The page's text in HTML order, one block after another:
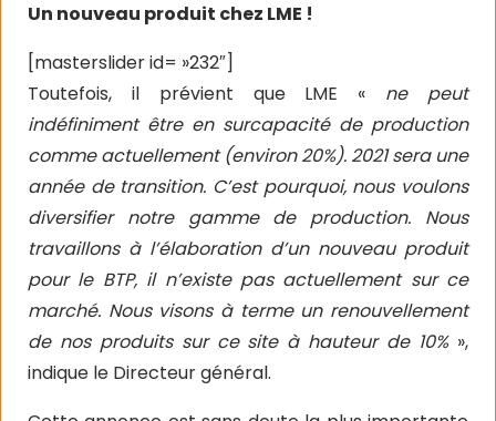
Un nouveau produit chez LME !
[masterslider id= »232″]
Toutefois, il prévient que LME « ne peut
indéfiniment être en surcapacité de production
comme actuellement (environ 20%). 2021 sera une
année de transition. C’est pourquoi, nous voulons
diversifier notre gamme de production. Nous
travaillons à l’élaboration d’un nouveau produit
pour le BTP, il n’existe pas actuellement sur ce
marché. Nous visons à terme un renouvellement
de nos produits sur ce site à hauteur de 10%»,
indique le Directeur général.